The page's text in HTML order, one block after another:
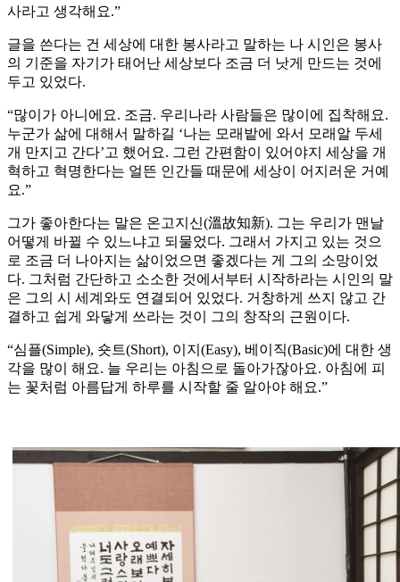
사라고 생각해요.”
글을 쓴다는 건 세상에 대한 봉사라고 말하는 나 시인은 봉사
의 기준을 자기가 태어난 세상보다 조금 더 낫게 만드는 것에
두고 있었다.
“많이가 아니에요. 조금. 우리나라 사람들은 많이에 집착해요.
누군가 삶에 대해서 말하길 ‘나는 모래밭에 와서 모래알 두세
개 만지고 간다’고 했어요. 그런 간편함이 있어야지 세상을 개
혁하고 혁명한다는 얼뜬 인간들 때문에 세상이 어지러운 거예
요.”
그가 좋아한다는 말은 온고지신(溫故知新). 그는 우리가 맨날
어떻게 바뀔 수 있느냐고 되물었다. 그래서 가지고 있는 것으
로 조금 더 나아지는 삶이었으면 좋겠다는 게 그의 소망이었
다. 그처럼 간단하고 소소한 것에서부터 시작하라는 시인의 말
은 그의 시 세계와도 연결되어 있었다. 거창하게 쓰지 않고 간
결하고 쉽게 와닿게 쓰라는 것이 그의 창작의 근원이다.
“심플(Simple), 숏트(Short), 이지(Easy), 베이직(Basic)에 대한 생
각을 많이 해요. 늘 우리는 아침으로 돌아가잖아요. 아침에 피
는 꽃처럼 아름답게 하루를 시작할 줄 알아야 해요.”